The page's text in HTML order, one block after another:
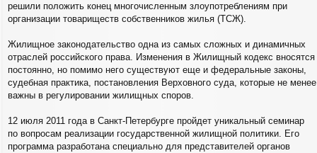
е
н
решили положить конец многочисленным злоупотреблениям при
организации товариществ собственников жилья (ТСЖ).
Жилищное законодательство одна из самых сложных и динамичных
отраслей российского права. Изменения в Жилищный кодекс вносятся
постоянно, но помимо него существуют еще и федеральные законы,
судебная практика, постановления Верховного суда, которые не менее
важны в регулировании жилищных споров.
12 июля 2011 года в Санкт-Петербурге пройдет уникальный семинар
по вопросам реализации государственной жилищной политики. Его
программа разработана специально для представителей органов